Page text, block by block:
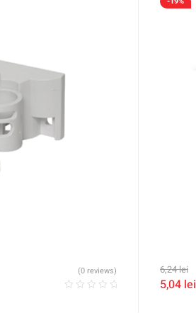
(0 reviews) 6,24lei
5,04 lei